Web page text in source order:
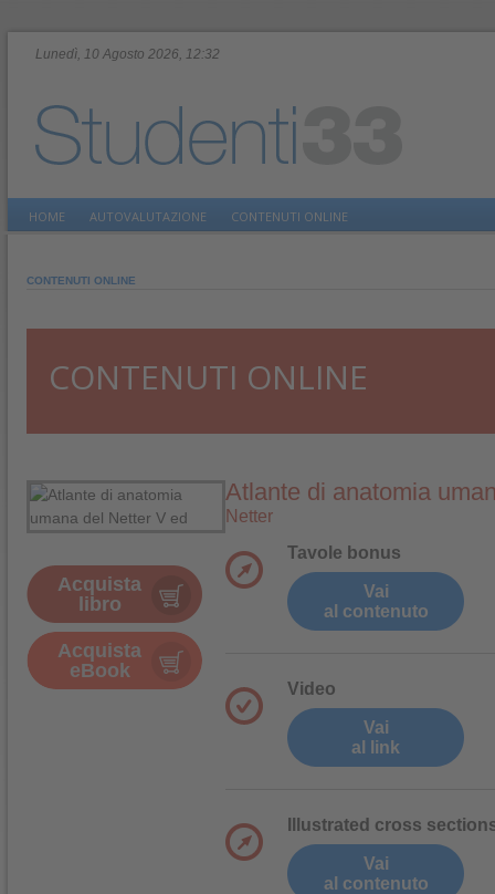
Lunedì, 10 Agosto 2026, 12:32
HOME AUTOVALUTAZIONE CONTENUTI ONLINE
CONTENUTI ONLINE
CONTENUTI ONLINE
Acquista
libro
Acquista
eBook
Atlante di anatomia
Netter
Tavole bonus
Vai
al contenuto
Video
Vai
al link
Illustrated cross
Vai
al contenuto